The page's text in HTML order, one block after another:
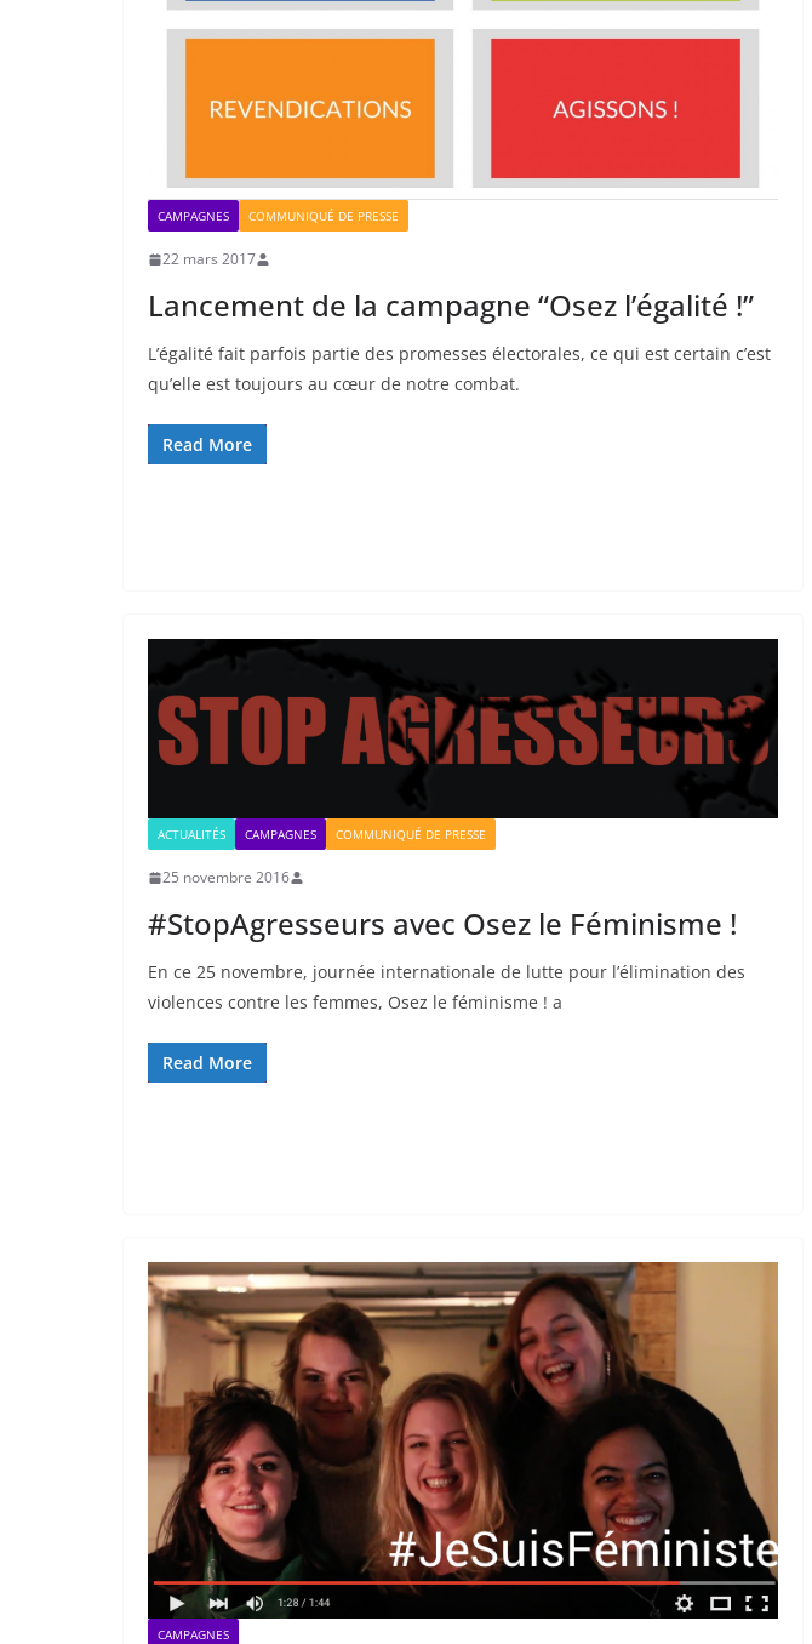
CAMPAGNES COMMUNIQUÉ DE PRESSE
22 mars 2017
Lancement de la campagne “Osez l’égalité !”
L’égalité fait parfois partie des promesses électorales, ce qui est certain c’est
qu’elle est toujours au cœur de notre combat.
Read More
ACTUALITÉS CAMPAGNES COMMUNIQUÉ DE PRESSE
25 novembre 2016
#StopAgresseurs avec Osez le Féminisme !
En ce 25 novembre, journée internationale de lutte pour l’élimination des
violences contre les femmes, Osez le féminisme ! a
Read More
CAMPAGNES